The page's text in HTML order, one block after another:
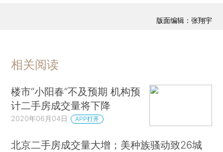
版面编辑：张翔宇
相关阅读
楼市“小阳春”不及预期 机构预
计二手房成交量将下降
2020年06月04日 APP打开
北京二手房成交量大增；美种族骚动致26城